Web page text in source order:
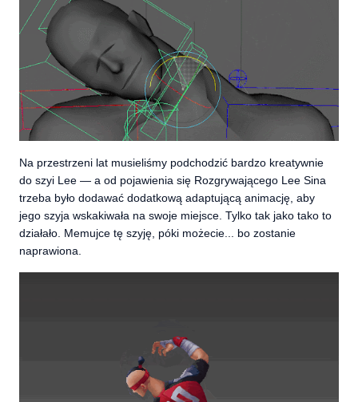
Na przestrzeni lat musieliśmy podchodzić bardzo kreatywnie
do szyi Lee — a od pojawienia się Rozgrywającego Lee Sina
trzeba było dodawać dodatkową adaptującą animację, aby
jego szyja wskakiwała na swoje miejsce. Tylko tak jako tako to
działało. Memujce tę szyję, póki możecie... bo zostanie
naprawiona.